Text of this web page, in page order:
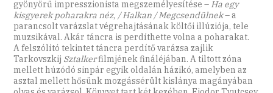
gyönyörű impresszionista megszemélyesítése – Ha egy
kisgyerek poharakra néz, / Halkan / Megcsendülnek– a
parancsolt varázslat végrehajtásának költői illúziója, tele
muzsikával. Akár táncra is perdíthette volna a poharakat.
A felszólító tekintet táncra perdítő varázsa zajlik
Tarkovszkij Sztalkerfilmjének fináléjában. A tiltott zóna
mellett húzódó sinpár egyik oldalán házikó, amelyben az
asztal mellett hősünk mozgássérült kislánya magányában